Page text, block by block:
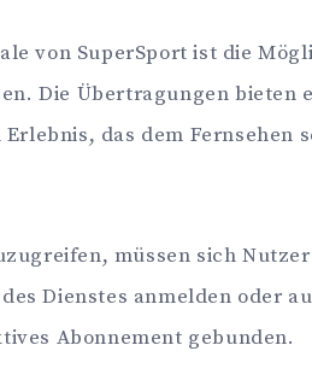
von SuperSport ist die
Die Übertragungen
das dem Fernsehen
müssen sich
Dienstes anmelden oder
Abonnement gebunden.